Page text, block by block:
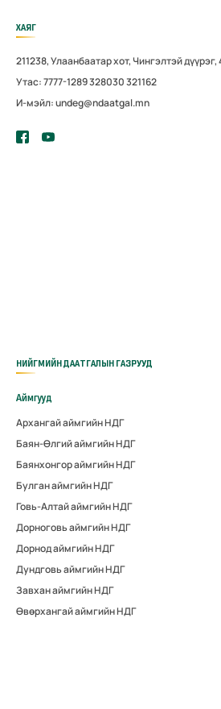
ХАЯГ
211238, Улаанбаатар хот, Чингэлтэй
Утас: 7777-1289 328030 321162
И-мэйл: undeg@ndaatgal.mn
НИЙГМИЙН ДААТГАЛЫН ГАЗРУУД
Аймгууд
Архангай аймгийн НДГ
Баян-Өлгий аймгийн НДГ
Баянхонгор аймгийн НДГ
Булган аймгийн НДГ
Говь-Алтай аймгийн НДГ
Дорноговь аймгийн НДГ
Дорнод аймгийн НДГ
Дундговь аймгийн НДГ
Завхан аймгийн НДГ
Өвөрхангай аймгийн НДГ